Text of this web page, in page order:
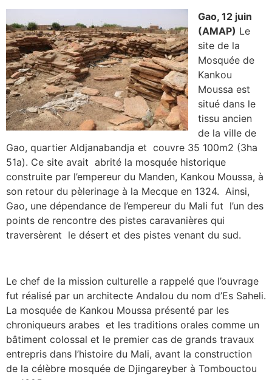
Gao, 12 juin
(AMAP) Le
site de la
Mosquée de
Kankou
Moussa est
situé dans le
tissu ancien
de la ville de
Gao, quartier Aldjanabandja et couvre 35 100m2 (3ha
51a). Ce site avait abrité la mosquée historique
construite par l’empereur du Manden, Kankou Moussa, à
son retour du pèlerinage à la Mecque en 1324. Ainsi,
Gao, une dépendance de l’empereur du Mali fut l’un des
points de rencontre des pistes caravanières qui
traversèrent le désert et des pistes venant du sud.
Le chef de la mission culturelle a rappelé que l’ouvrage
fut réalisé par un architecte Andalou du nom d’Es Saheli.
La mosquée de Kankou Moussa présenté par les
chroniqueurs arabes et les traditions orales comme un
bâtiment colossal et le premier cas de grands travaux
entrepris dans l’histoire du Mali, avant la construction
de la célèbre mosquée de Djingareyber à Tombouctou